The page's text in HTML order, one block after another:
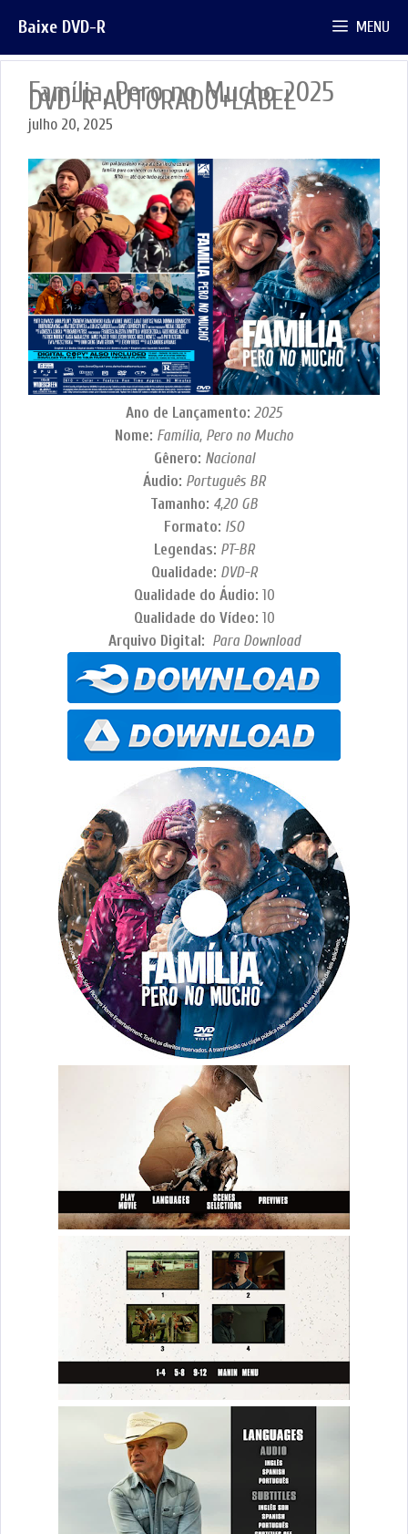
para
o
conteúdo
Baixe DVD-R MENU
Família, Pero no Mucho 2025
DVD-R AUTORADO+LABEL
julho 20, 2025
Ano de Lançamento: 2025
Nome: Família, Pero no Mucho
Gênero: Nacional
Áudio: Português BR
Tamanho: 4,20 GB
Formato: ISO
Legendas: PT-BR
Qualidade: DVD-R
Qualidade do Áudio: 10
Qualidade do Vídeo: 10
Arquivo Digital: Para Download